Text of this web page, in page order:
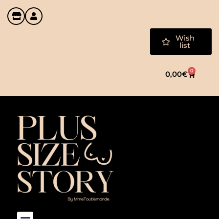
Wish
list
0,00€ 0